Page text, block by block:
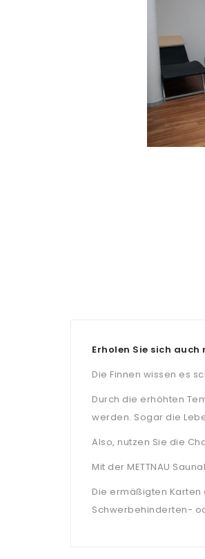
Erholen Sie sich
Die Finnen wissen es
Durch die erhöhten
werden. Sogar die
Also, nutzen Sie die
Mit der METTNAU
Die ermäßigten
Schwerbehinderten-